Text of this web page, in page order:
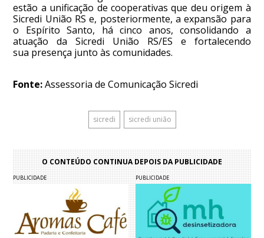
estão a unificação de cooperativas que deu origem à
Sicredi União RS e, posteriormente, a expansão para
o Espírito Santo, há cinco anos, consolidando a
atuação da Sicredi União RS/ES e fortalecendo
sua presença junto às comunidades.
Fonte:Assessoria de Comunicação Sicredi
sicredi sicredi união
O CONTEÚDO CONTINUA DEPOIS DA PUBLICIDADE
PUBLICIDADE PUBLICIDADE